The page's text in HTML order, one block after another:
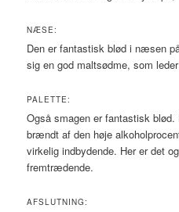
NÆSE:
Den er fantastisk blød i næsen
sig en god maltsødme, som
PALETTE:
Også smagen er fantastisk
brændt af den høje
virkelig indbydende. Her er det
fremtrædende.
AFSLUTNING: